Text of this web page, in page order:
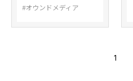
#オウンドメディア
1